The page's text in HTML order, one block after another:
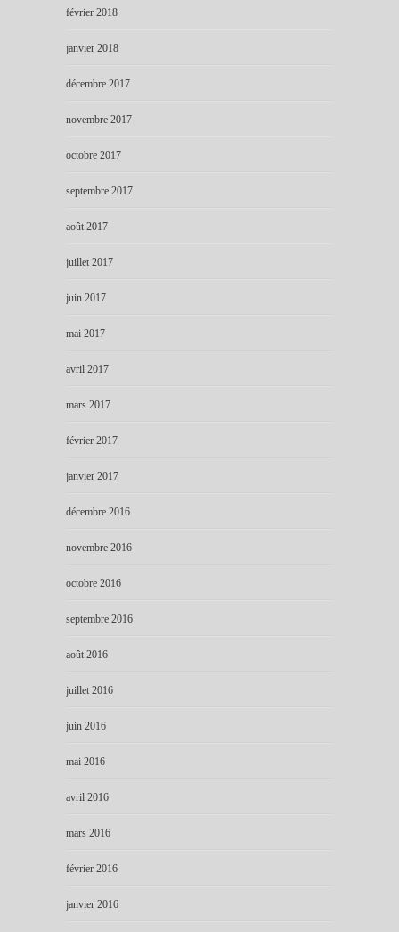
février 2018
janvier 2018
décembre 2017
novembre 2017
octobre 2017
septembre 2017
août 2017
juillet 2017
juin 2017
mai 2017
avril 2017
mars 2017
février 2017
janvier 2017
décembre 2016
novembre 2016
octobre 2016
septembre 2016
août 2016
juillet 2016
juin 2016
mai 2016
avril 2016
mars 2016
février 2016
janvier 2016